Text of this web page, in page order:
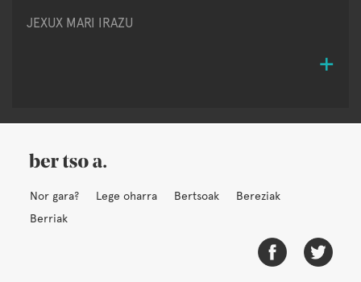
JEXUX MARI IRAZU
Nor gara? Lege oharra Bertsoak
Bereziak
Berriak